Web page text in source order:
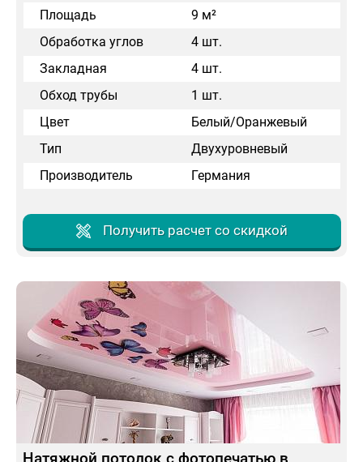
Площадь
9 м²
Обработка углов
4 шт.
Закладная
4 шт.
Обход трубы
1 шт.
Цвет
Белый/Оранжевый
Тип
Двухуровневый
Производитель
Германия
Получить расчет со скидкой
Натяжной потолок с фотопечатью в